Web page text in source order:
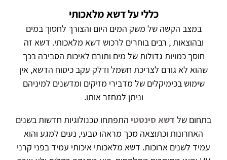
כללי על דשא מלאכותי
במצב הקשה של משק המים היום והצורך לחסוך במים
ובהוצאות , רבים בוחרים לרכוש דשא מלאכותי. דשא זה
חוסך כמויות גדולות של מים ותורם לאיכות הסביבה בכך
שהוא לא גורם לצריכת חשמל ודלק עקב כיסוח הדשא, אין
שימוש בכימיקלים של מדבירי מזיקים ומדשנים למיניהם
וניתן למחזר אותו.
בתחום של דשא סינטטי התפתחו טכנולוגיות חדשות בשנים
האחרונות וכתוצאה מכך מראהו טבעי, נעים למגע והוא
עמיד לשנים ארוכות. דשא מלאכותי איכותי עמיד בפני קרני